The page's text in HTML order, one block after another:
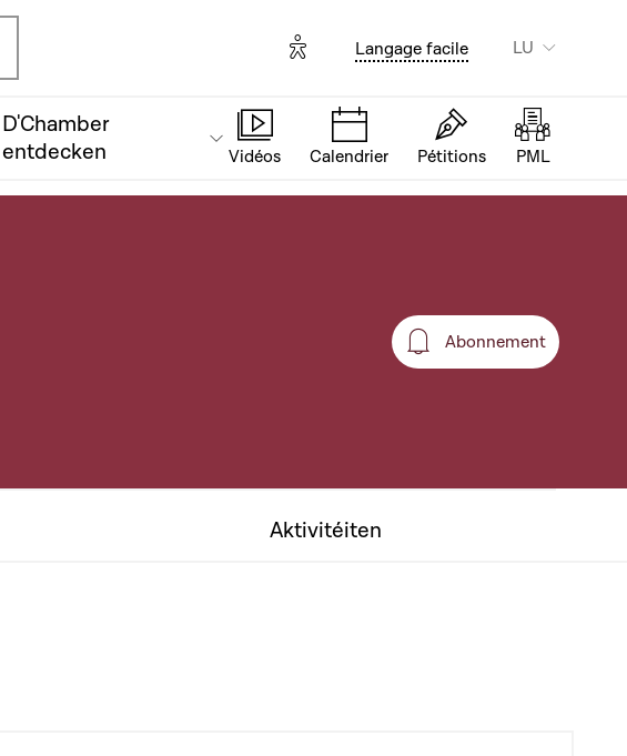
Options d'accessibilité
Langage facile LU
D'Chamber
entdecken
Vidéos Calendrier Pétitions PML
Abonnement
Abonnement
Aktivitéiten